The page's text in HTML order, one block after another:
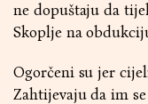
ne dopuštaju da
Skoplje na
Ogorčeni su jer
Zahtijevaju da im